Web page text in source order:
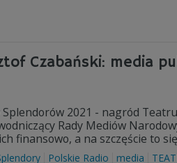
Czabański: media
2021 - nagród
Rady Mediów
finansowo, a na szczęście to
Polskie Radio media